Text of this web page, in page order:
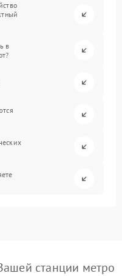
в
станции метро